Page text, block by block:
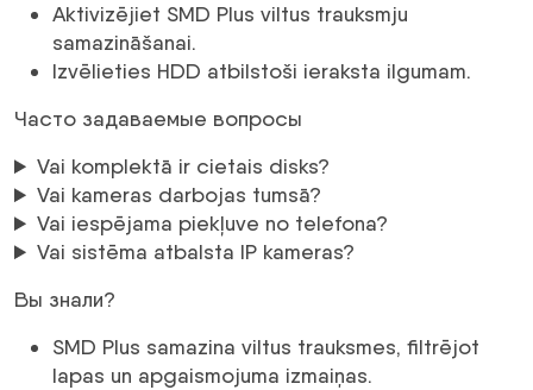
Aktivizējiet SMD Plus viltus trauksmju
samazināšanai.
Izvēlieties HDD atbilstoši ieraksta ilgumam.
Часто задаваемые вопросы
Vai komplektā ir cietais disks?
Vai kameras darbojas tumsā?
Vai iespējama piekļuve no telefona?
Vai sistēma atbalsta IP kameras?
Вы знали?
SMD Plus samazina viltus trauksmes, filtrējot
lapas un apgaismojuma izmaiņas.